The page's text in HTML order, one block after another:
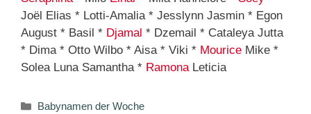
Joël Elias * Lotti-Amalia * Jesslynn Jasmin * Egon
August * Basil * Djamal * Dzemail * Cataleya Jutta
* Dima * Otto Wilbo * Aisa * Viki * Mourice Mike *
Solea Luna Samantha * Ramona Leticia
Kategorien
Babynamen der Woche